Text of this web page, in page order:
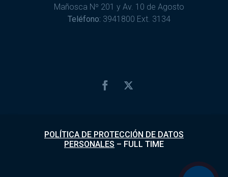
Mañosca Nº 201 y Av. 10 de Agosto
Teléfono: 3941800 Ext. 3134
POLÍTICA DE PROTECCIÓN DE DATOS
PERSONALES – FULL TIME